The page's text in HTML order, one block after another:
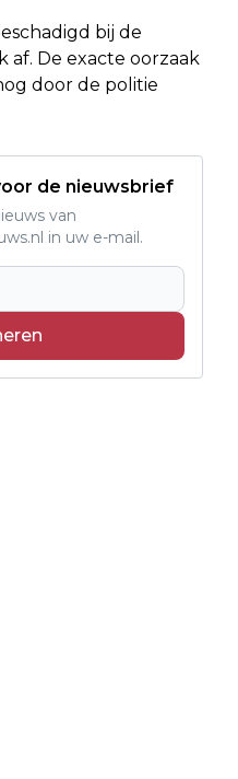
bij de
af. De exacte oorzaak
door de politie
de nieuwsbrief
van
in uw e-mail.